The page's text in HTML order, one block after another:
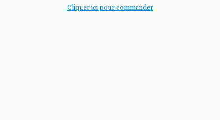
Cliquer ici pour commander